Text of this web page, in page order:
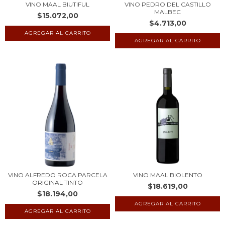
VINO MAAL BIUTIFUL
$15.072,00
VINO PEDRO DEL CASTILLO
MALBEC
$4.713,00
VINO ALFREDO ROCA PARCELA
ORIGINAL TINTO
$18.194,00
VINO MAAL BIOLENTO
$18.619,00